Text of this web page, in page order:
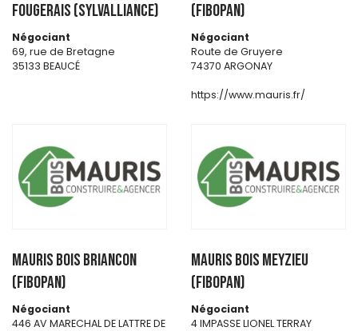
FOUGERAIS (SYLVALLIANCE)
Négociant
69, rue de Bretagne
35133 BEAUCÉ
(FIBOPAN)
Négociant
Route de Gruyere
74370 ARGONAY
https://www.mauris.fr/
MAURIS BOIS BRIANCON
(FIBOPAN)
Négociant
446 AV MARECHAL DE LATTRE DE
MAURIS BOIS MEYZIEU
(FIBOPAN)
Négociant
4 IMPASSE LIONEL TERRAY